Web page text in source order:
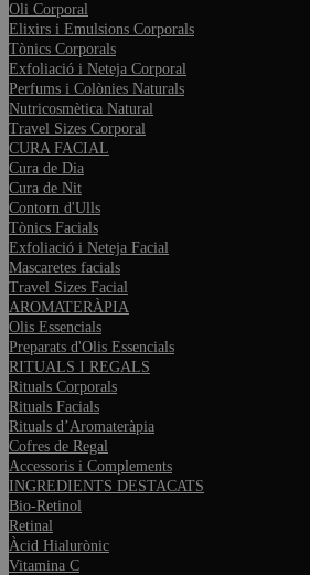
Oli Corporal
Elixirs i Emulsions Corporals
Tònics Corporals
Exfoliació i Neteja Corporal
Perfums i Colònies Naturals
Nutricosmètica Natural
Travel Sizes Corporal
CURA FACIAL
Cura de Dia
Cura de Nit
Contorn d'Ulls
Tònics Facials
Exfoliació i Neteja Facial
Mascaretes facials
Travel Sizes Facial
AROMATERÀPIA
Olis Essencials
Preparats d'Olis Essencials
RITUALS I REGALS
Rituals Corporals
Rituals Facials
Rituals d’Aromateràpia
Cofres de Regal
Accessoris i Complements
INGREDIENTS DESTACATS
Bio-Retinol
Retinal
Àcid Hialurònic
Vitamina C